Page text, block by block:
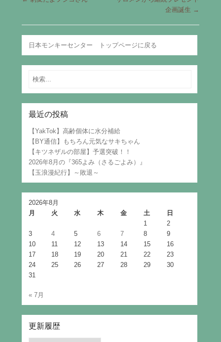
企画誕生 →
日本モンキーセンター トップページに戻る
Search
最近の投稿
【YakTok】高齢個体に水分補給
【BY通信】もちろん元気なサキちゃん
【キツネザルの部屋】予選突破！！
2026年8月の『365よみ（さるごよみ）』
【玉浪漫紀行】～敗退～
2026年8月
月
火 水 木 金 土
日
1
2
3
4 5 6 7 8
9
10
11 12 13 14 15
16
17
18 19 20 21 22
23
24
25 26 27 28 29
30
31
« 7月
更新履歴